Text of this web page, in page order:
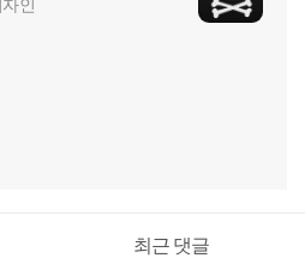
인
최근 댓글